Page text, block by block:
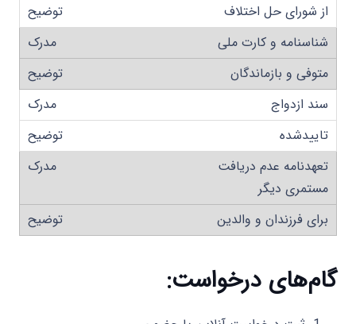
از شورای حل اختلاف
شناسنامه و کارت ملی
متوفی و بازماندگان
سند ازدواج
تاییدشده
تعهدنامه عدم دریافت
مستمری دیگر
برای فرزندان و والدین
گام‌های درخواست: